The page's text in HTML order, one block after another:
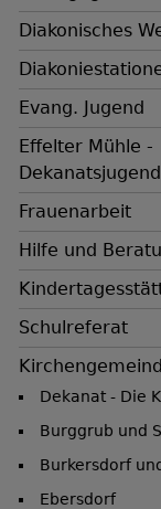
Diakonisches
Evang. Jugend
Effelter Mühle -
Frauenarbeit
Hilfe und
Schulreferat
Dekanat - Die
Burggrub und
Burkersdorf
Ebersdorf